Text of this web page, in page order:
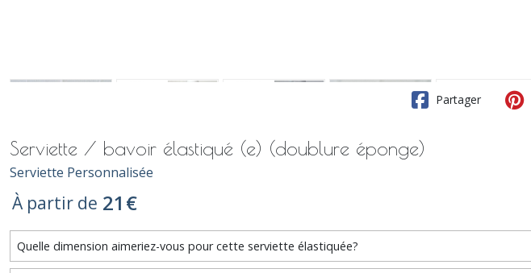
Partager
Serviette / bavoir élastiqué (e) (doublure éponge)
Serviette Personnalisée
À partir de 21 €